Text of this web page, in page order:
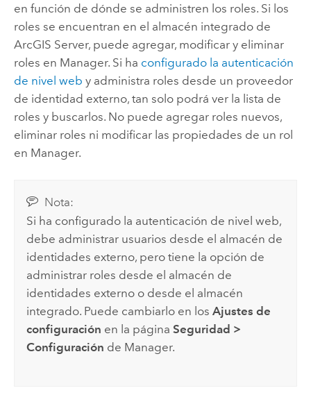
en función de dónde se administren los roles. Si los
roles se encuentran en el almacén integrado de
ArcGIS Server, puede agregar, modificar y eliminar
roles en Manager. Si ha configurado la autenticación
de nivel web y administra roles desde un proveedor
de identidad externo, tan solo podrá ver la lista de
roles y buscarlos. No puede agregar roles nuevos,
eliminar roles ni modificar las propiedades de un rol
en Manager.
Nota:
Si ha configurado la autenticación de nivel web,
debe administrar usuarios desde el almacén de
identidades externo, pero tiene la opción de
administrar roles desde el almacén de
identidades externo o desde el almacén
integrado. Puede cambiarlo en losAjustes de
configuración en la páginaSeguridad >
Configuración de Manager.